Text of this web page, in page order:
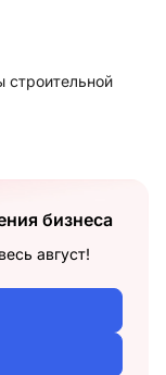
строительной
бизнеса
август!